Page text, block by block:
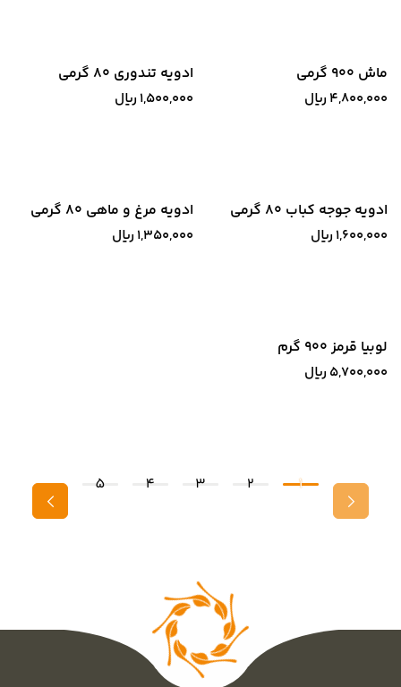
ماش 900 گرمی
4,800,000 ﷼
ادویه تندوری 80 گرمی
1,500,000 ﷼
ادویه جوجه کباب 80 گرمی
1,600,000 ﷼
ادویه مرغ و ماهی 80 گرمی
1,350,000 ﷼
لوبیا قرمز 900 گرم
5,700,000 ﷼
1
2
3
4
5